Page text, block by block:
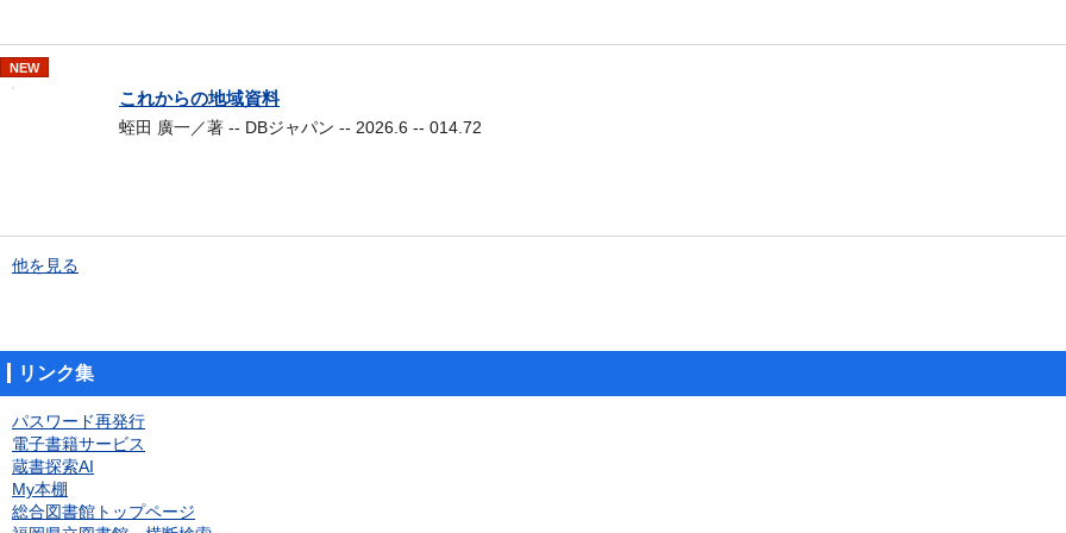
NEW
これからの地域資料
蛭田 廣一／著 -- DBジャパン -- 2026.6 -- 014.72
他を見る
リンク集
パスワード再発行
電子書籍サービス
蔵書探索AI
My本棚
総合図書館トップページ